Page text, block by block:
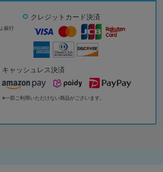
銀行
クレジットカード決済
キャッシュレス決済
※一部ご利用いただけない商品がございます。